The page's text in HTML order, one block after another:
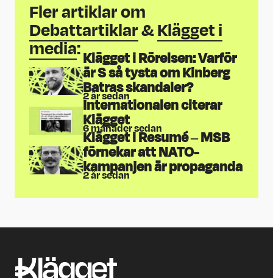
Fler artiklar om
Debattartiklar&Klägget i
media:Klägget i Rörelsen: Varför
är S så tysta om Kinberg
Batras skandaler?
2 år sedan
Internationalen citerar
Klägget
6 månader sedan
Klägget i Resumé – MSB
förnekar att NATO-
kampanjen är propaganda
2 år sedan